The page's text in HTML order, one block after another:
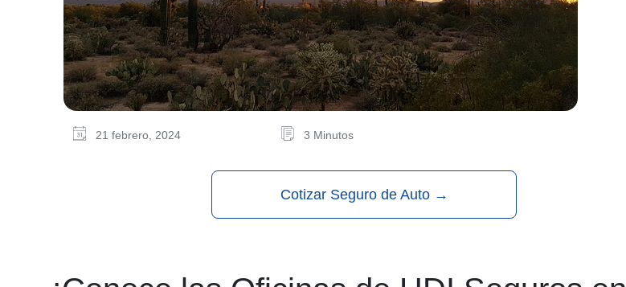
21 febrero, 2024 3 Minutos
Cotizar Seguro de Auto →